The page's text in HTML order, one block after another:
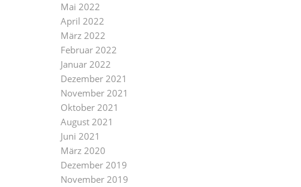
Mai 2022
April 2022
März 2022
Februar 2022
Januar 2022
Dezember 2021
November 2021
Oktober 2021
August 2021
Juni 2021
März 2020
Dezember 2019
November 2019